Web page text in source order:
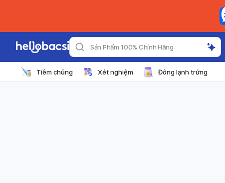
Sản Phẩm 100% Chính Hãng
Tiêm chủng Xét nghiệm Đông lạnh trứng